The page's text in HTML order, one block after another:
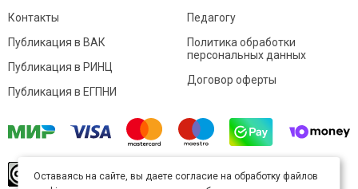
Контакты
Педагогу
Публикация в ВАК
Публикация в РИНЦ
Публикация в ЕГПНИ
Политика обработки
персональных данных
Договор оферты
произведение доступно полицензии Creative
Оставаясь на сайте, вы даете согласие на обработку файлов